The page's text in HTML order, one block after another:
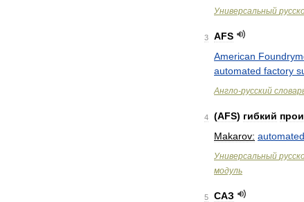
Универсальный
3
AFS
American
automated factory
Англо-русский
4 (AFS) гибкий
Makarov: automated
Универсальный
модуль
5
САЗ